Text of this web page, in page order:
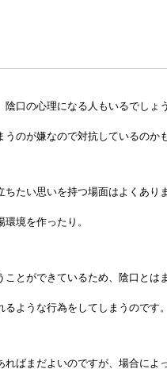
陰口の心理になる人もいるでし
のが嫌なので対抗しているのか
たい思いを持つ場面はよくあり
境を作ったり。
ことができているため、陰口と
ような行為をしてしまうのです。
ばまだよいのですが、場合によ